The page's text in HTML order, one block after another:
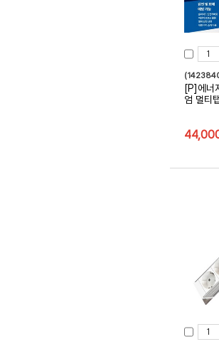
[P]에너
엄 멀티